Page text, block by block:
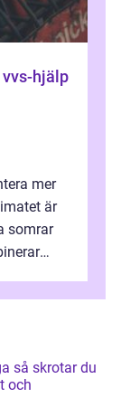
mer
är
somrar
och